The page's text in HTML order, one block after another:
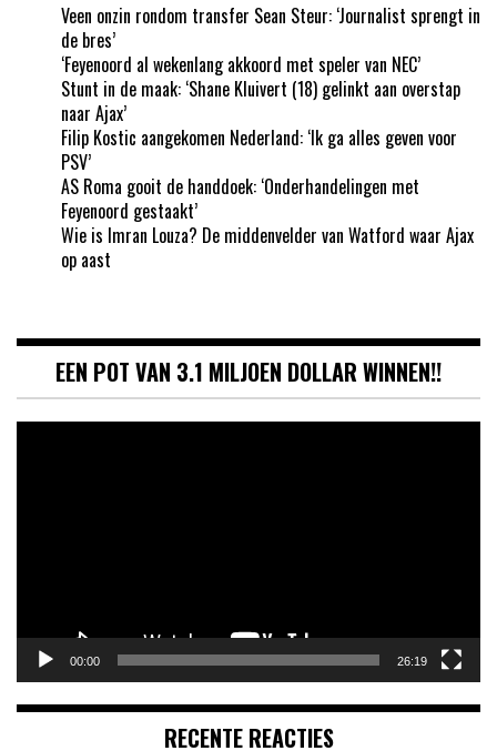
Veen onzin rondom transfer Sean Steur: ‘Journalist sprengt in
de bres’
‘Feyenoord al wekenlang akkoord met speler van NEC’
Stunt in de maak: ‘Shane Kluivert (18) gelinkt aan overstap
naar Ajax’
Filip Kostic aangekomen Nederland: ‘Ik ga alles geven voor
PSV’
AS Roma gooit de handdoek: ‘Onderhandelingen met
Feyenoord gestaakt’
Wie is Imran Louza? De middenvelder van Watford waar Ajax
op aast
EEN POT VAN 3.1 MILJOEN DOLLAR WINNEN!!
00:00 26:19
RECENTE REACTIES